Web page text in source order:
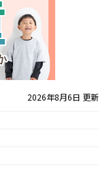
2026年8月6日 更新